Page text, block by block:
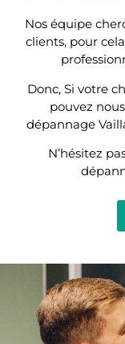
Nos équipe
clients, pour
Donc, Si votre
pouvez
dépannage
N’hésitez